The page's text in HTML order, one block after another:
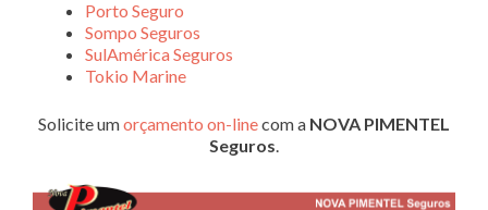
Porto Seguro
Sompo Seguros
SulAmérica Seguros
Tokio Marine
Solicite umorçamento on-linecom a NOVA PIMENTEL
Seguros.